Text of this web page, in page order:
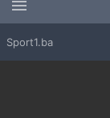
Sport1.ba